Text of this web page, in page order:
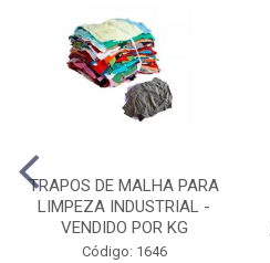
TRAPOS DE MALHA PARA
LIMPEZA INDUSTRIAL -
VENDIDO POR KG
Código: 1646